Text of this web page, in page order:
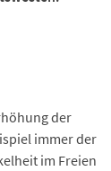
der
immer der
im Freien